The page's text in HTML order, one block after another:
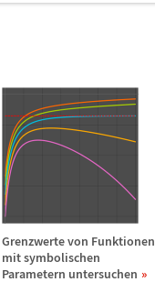
Grenzwerte von Funktionen
mit symbolischen
Parametern untersuchen